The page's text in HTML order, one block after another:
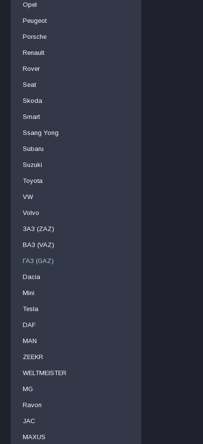
Opel
Peugeot
Porsche
Renault
Rover
Seat
Skoda
Smart
Ssang Yong
Subaru
Suzuki
Toyota
VW
Volvo
ЗАЗ (ZAZ)
ВАЗ (VAZ)
ГАЗ (GAZ)
Dacia
Mini
Tesla
DAF
МAN
ZEEKR
WELTMEISTER
MG
Ravon
JAC
MAXUS